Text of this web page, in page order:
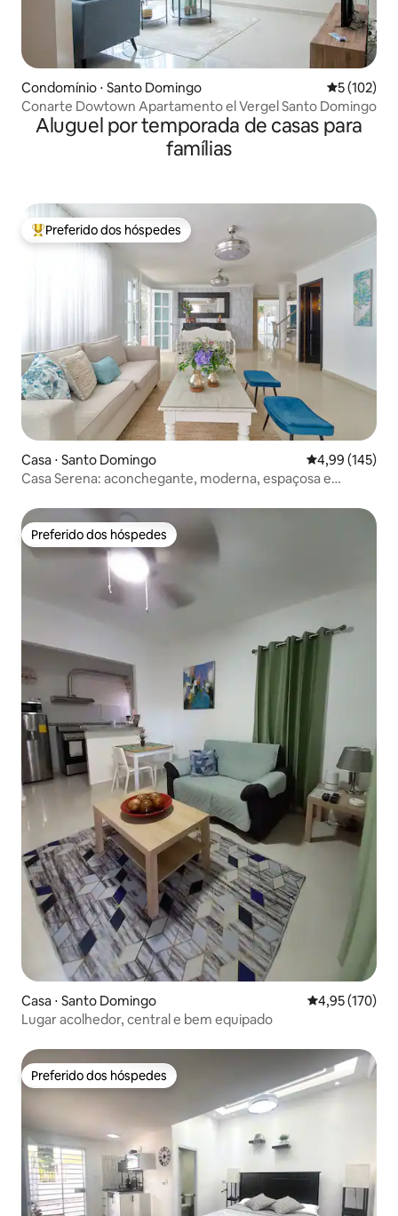
Condomínio ⋅ Santo Domingo 5 de uma
5 (102)
Conarte Dowtown Apartamento el Vergel Santo Domingo
Aluguel por temporada de casas para
famílias
Entre os melhores preferidos dos hóspedes
Preferido dos hóspedes
Casa ⋅ Santo Domingo 4,99 de uma
4,99 (145)
Casa Serena: aconchegante, moderna, espaçosa e
Preferido dos hóspedes
Preferido dos hóspedes
Casa ⋅ Santo Domingo 4,95 de uma
4,95 (170)
Lugar acolhedor, central e bem equipado
Preferido dos hóspedes
Preferido dos hóspedes